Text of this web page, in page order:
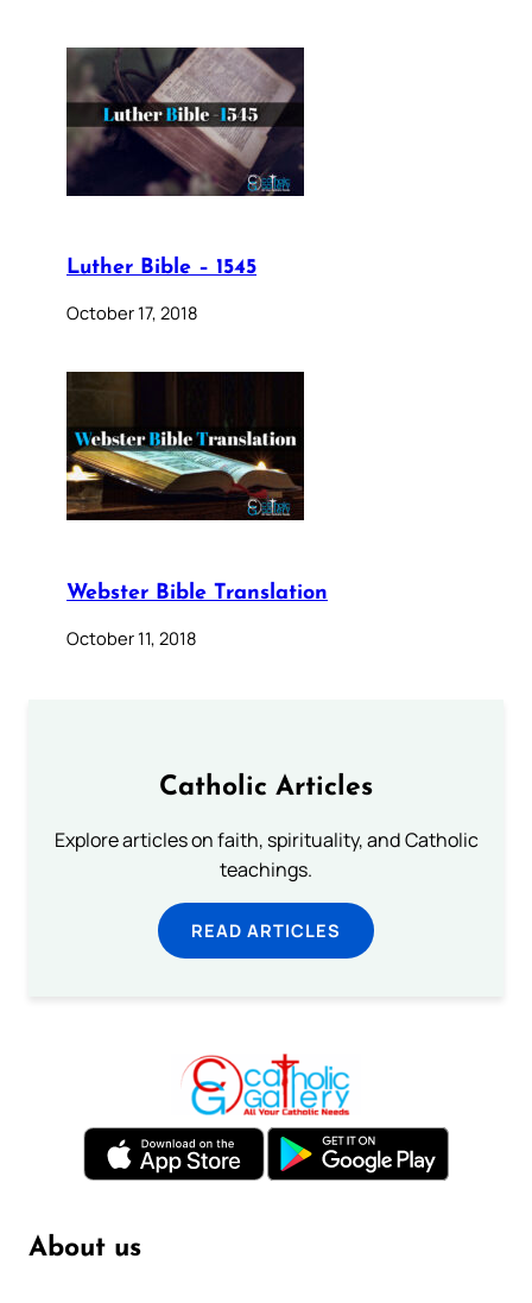
Luther Bible – 1545
October 17, 2018
Webster Bible Translation
October 11, 2018
Catholic Articles
Explore articles on faith, spirituality, and Catholic
teachings.
READ ARTICLES
About us